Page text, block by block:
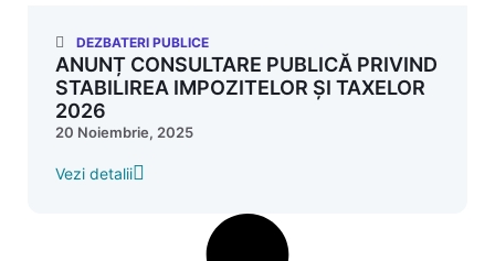
DEZBATERI PUBLICE
ANUNȚ CONSULTARE PUBLICĂ PRIVIND
STABILIREA IMPOZITELOR ȘI TAXELOR
2026
20 Noiembrie, 2025
Vezi detalii